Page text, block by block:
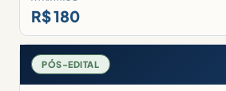
R$ 180
PÓS-EDITAL